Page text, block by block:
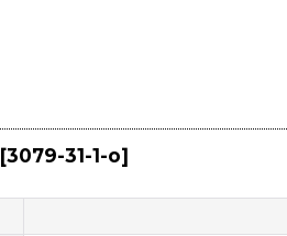
[3079-31-1-o]